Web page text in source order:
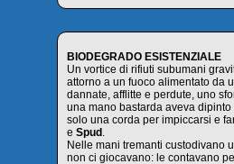
BIODEGRADO ESISTENZIALE
Un vortice di rifiuti subumani
attorno a un fuoco alimentato da
dannate, afflitte e perdute, uno
una mano bastarda aveva
solo una corda per impiccarsi e
e Spud.
Nelle mani tremanti custodivano
non ci giocavano: le contavano